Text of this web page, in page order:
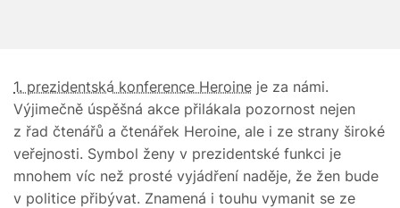
1. prezidentská konference Heroine je za námi.
Výjimečně úspěšná akce přilákala pozornost nejen
z řad čtenářů a čtenářek Heroine, ale i ze strany široké
veřejnosti. Symbol ženy v prezidentské funkci je
mnohem víc než prosté vyjádření naděje, že žen bude
v politice přibývat. Znamená i touhu vymanit se ze